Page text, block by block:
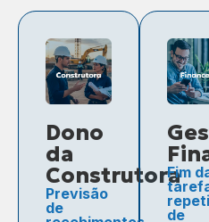
Dono
da
Construtora
Previsão
de
Fim
de